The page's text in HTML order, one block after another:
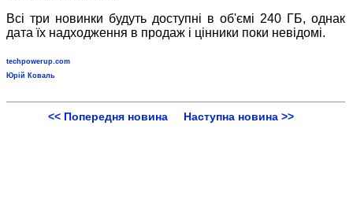
Всі три новинки будуть доступні в об'ємі 240 ГБ, однак
дата їх надходження в продаж і цінники поки невідомі.
techpowerup.com
Юрій Коваль
<< Попередня новина Наступна новина >>